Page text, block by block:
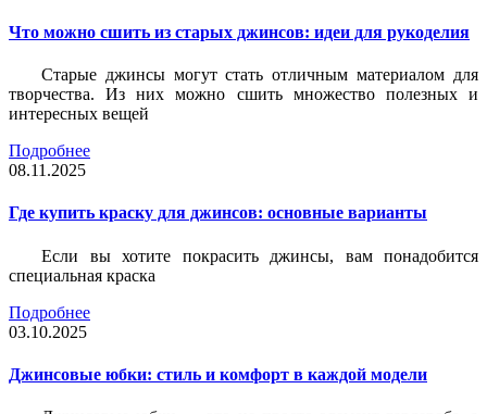
Что можно сшить из старых джинсов: идеи для рукоделия
Старые джинсы могут стать отличным материалом для
творчества. Из них можно сшить множество полезных и
интересных вещей
Подробнее
08.11.2025
Где купить краску для джинсов: основные варианты
Если вы хотите покрасить джинсы, вам понадобится
специальная краска
Подробнее
03.10.2025
Джинсовые юбки: стиль и комфорт в каждой модели